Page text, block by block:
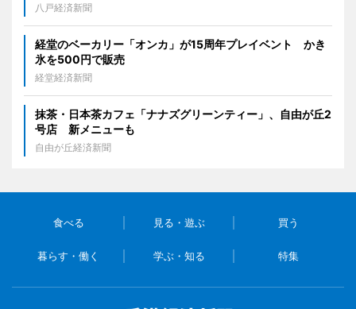
八戸経済新聞
経堂のベーカリー「オンカ」が15周年プレイベント かき
氷を500円で販売
経堂経済新聞
抹茶・日本茶カフェ「ナナズグリーンティー」、自由が丘2
号店 新メニューも
自由が丘経済新聞
食べる 見る・遊ぶ 買う
暮らす・働く 学ぶ・知る 特集